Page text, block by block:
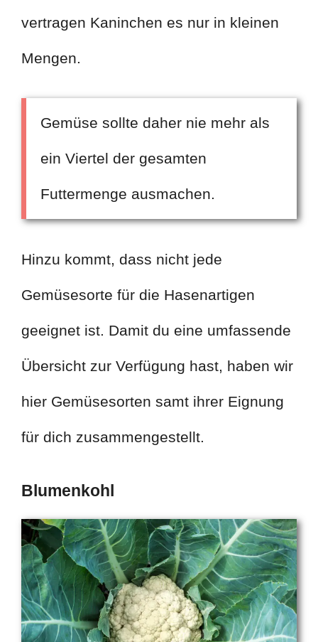
vertragen Kaninchen es nur in kleinen
Mengen.
Gemüse sollte daher nie mehr als
ein Viertel der gesamten
Futtermenge ausmachen.
Hinzu kommt, dass nicht jede
Gemüsesorte für die Hasenartigen
geeignet ist. Damit du eine umfassende
Übersicht zur Verfügung hast, haben wir
hier Gemüsesorten samt ihrer Eignung
für dich zusammengestellt.
Blumenkohl